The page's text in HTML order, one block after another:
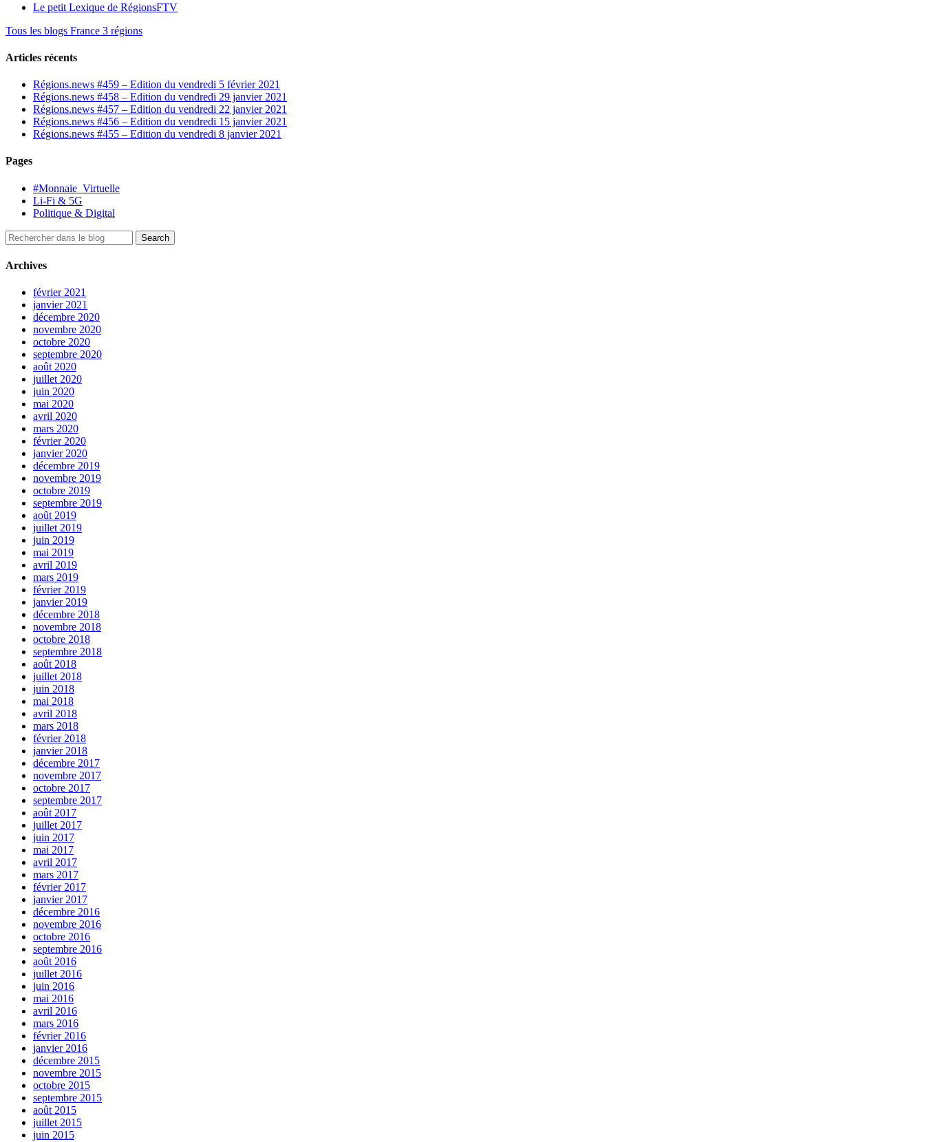
Le petit Lexique de RégionsFTV
Tous les blogs France 3 régions
Articles récents
Régions.news #459 – Edition du vendredi 5 février 2021
Régions.news #458 – Edition du vendredi 29 janvier 2021
Régions.news #457 – Edition du vendredi 22 janvier 2021
Régions.news #456 – Edition du vendredi 15 janvier 2021
Régions.news #455 – Edition du vendredi 8 janvier 2021
Pages
#Monnaie_Virtuelle
Li-Fi & 5G
Politique & Digital
Archives
février 2021
janvier 2021
décembre 2020
novembre 2020
octobre 2020
septembre 2020
août 2020
juillet 2020
juin 2020
mai 2020
avril 2020
mars 2020
février 2020
janvier 2020
décembre 2019
novembre 2019
octobre 2019
septembre 2019
août 2019
juillet 2019
juin 2019
mai 2019
avril 2019
mars 2019
février 2019
janvier 2019
décembre 2018
novembre 2018
octobre 2018
septembre 2018
août 2018
juillet 2018
juin 2018
mai 2018
avril 2018
mars 2018
février 2018
janvier 2018
décembre 2017
novembre 2017
octobre 2017
septembre 2017
août 2017
juillet 2017
juin 2017
mai 2017
avril 2017
mars 2017
février 2017
janvier 2017
décembre 2016
novembre 2016
octobre 2016
septembre 2016
août 2016
juillet 2016
juin 2016
mai 2016
avril 2016
mars 2016
février 2016
janvier 2016
décembre 2015
novembre 2015
octobre 2015
septembre 2015
août 2015
juillet 2015
juin 2015